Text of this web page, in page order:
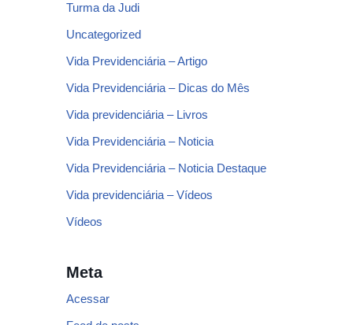
Turma da Judi
Uncategorized
Vida Previdenciária – Artigo
Vida Previdenciária – Dicas do Mês
Vida previdenciária – Livros
Vida Previdenciária – Noticia
Vida Previdenciária – Noticia Destaque
Vida previdenciária – Vídeos
Vídeos
Meta
Acessar